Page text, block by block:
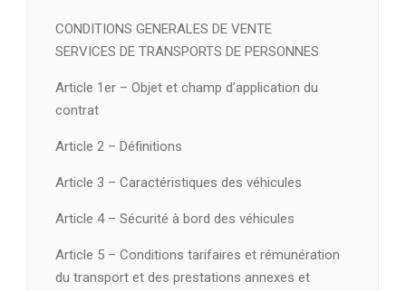
CONDITIONS GENERALES DE VENTE
SERVICES DE TRANSPORTS DE PERSONNES
Article 1er – Objet et champ d’application du
contrat
Article 2 – Définitions
Article 3 – Caractéristiques des véhicules
Article 4 – Sécurité à bord des véhicules
Article 5 – Conditions tarifaires et rémunération
du transport et des prestations annexes et